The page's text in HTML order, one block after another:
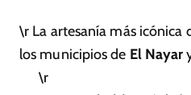
\r La artesanía más icónica
los municipios de El Nayar
\r